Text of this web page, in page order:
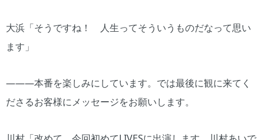
大浜「そうですね！ 人生ってそういうものだなって思い
ます」
―――本番を楽しみにしています。では最後に観に来てく
ださるお客様にメッセージをお願いします。